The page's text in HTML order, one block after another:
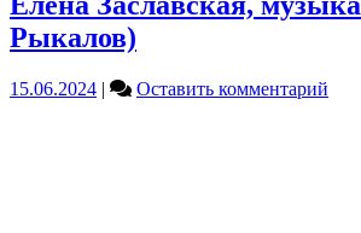
Рыкалов)
15.06.2024 | Оставить комментарий